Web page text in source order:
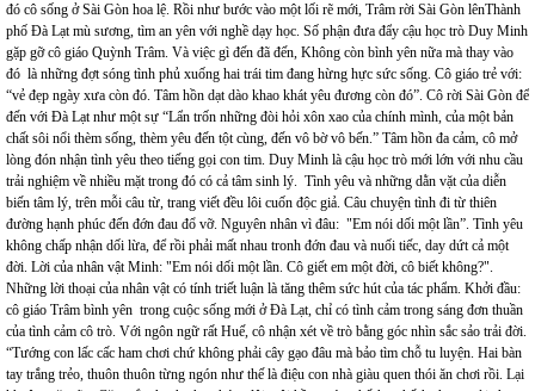
đó cô sống ở Sài Gòn hoa lệ. Rồi như bước vào một lối rẽ mới, Trâm rời Sài Gòn lênThành
phố Đà Lạt mù sương, tìm an yên với nghề dạy học. Số phận đưa đẩy cậu học trò Duy Minh
gặp gỡ cô giáo Quỳnh Trâm. Và việc gì đến đã đến, Không còn bình yên nữa mà thay vào
đó là những đợt sóng tình phủ xuống hai trái tim đang hừng hực sức sống. Cô giáo trẻ với:
“vẻ đẹp ngày xưa còn đó. Tâm hồn dạt dào khao khát yêu đương còn đó”. Cô rời Sài Gòn để
đến với Đà Lạt như một sự “Lẩn trốn những đòi hỏi xôn xao của chính mình, của một bản
chất sôi nổi thèm sống, thèm yêu đến tột cùng, đến vô bờ vô bến.” Tâm hồn đa cảm, cô mở
lòng đón nhận tình yêu theo tiếng gọi con tim. Duy Minh là cậu học trò mới lớn với nhu cầu
trải nghiệm về nhiều mặt trong đó có cả tâm sinh lý. Tình yêu và những dằn vặt của diễn
biến tâm lý, trên mỗi câu từ, trang viết đều lôi cuốn độc giả. Câu chuyện tình đi từ thiên
đường hạnh phúc đến đớn đau đổ vỡ. Nguyên nhân vì đâu: "Em nói dối một lần”. Tình yêu
không chấp nhận dối lừa, để rồi phải mất nhau tronh đớn đau và nuối tiếc, day dứt cả một
đời. Lời của nhân vật Minh: "Em nói dối một lần. Cô giết em một đời, cô biết không?".
Những lời thoại của nhân vật có tính triết luận là tăng thêm sức hút của tác phẩm. Khởi đầu:
cô giáo Trâm bình yên trong cuộc sống mới ở Đà Lạt, chỉ có tình cảm trong sáng đơn thuần
của tình cảm cô trò. Với ngôn ngữ rất Huế, cô nhận xét về trò bằng góc nhìn sắc sảo trải đời.
“Tướng con lấc cấc ham chơi chứ không phải cây gạo đâu mà bảo tìm chỗ tu luyện. Hai bàn
tay trắng trẻo, thuôn thuôn từng ngón như thế là điệu con nhà giàu quen thói ăn chơi rồi. Lại